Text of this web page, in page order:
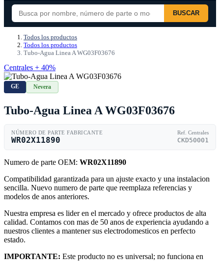
BUSCAR
Todos los productos
Todos los productos
Tubo-Agua Linea A WG03F03676
Centrales + 40%
GE Nevera
Tubo-Agua Linea A WG03F03676
NÚMERO DE PARTE FABRICANTE
WR02X11890
Ref. Centrales
CKD50001
Numero de parte OEM: WR02X11890
Compatibilidad garantizada para un ajuste exacto y una instalacion
sencilla. Nuevo numero de parte que reemplaza referencias y
modelos de anos anteriores.
Nuestra empresa es lider en el mercado y ofrece productos de alta
calidad. Contamos con mas de 50 anos de experiencia ayudando a
nuestros clientes a mantener sus electrodomesticos en perfecto
estado.
IMPORTANTE: Este producto no es universal; no funciona en